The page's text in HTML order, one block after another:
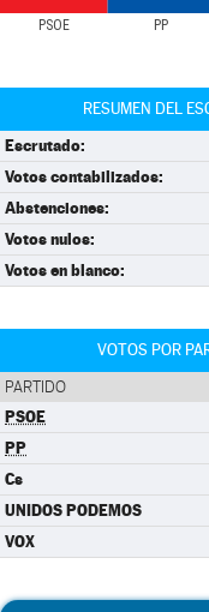
PSOE PP
RESUMEN DEL
Escrutado:
Votos contabilizados:
Abstenciones:
Votos nulos:
Votos en blanco:
VOTOS POR
PARTIDO
PSOE
PP
Cs
UNIDOS PODEMOS
VOX